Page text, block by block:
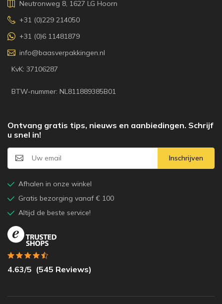
Neutronweg 8, 1627 LG Hoorn
+31 (0)229 214050
+31 (0)6 11481879
info@baasverpakkingen.nl
KvK: 37106287
BTW-nummer: NL811889385B01
Ontvang gratis tips, nieuws en aanbiedingen. Schrijf
u snel in!
Inschrijven
Afhalen in onze winkel
Gratis bezorging vanaf € 100
Altijd de beste service!
4.63/5 (545 Reviews)